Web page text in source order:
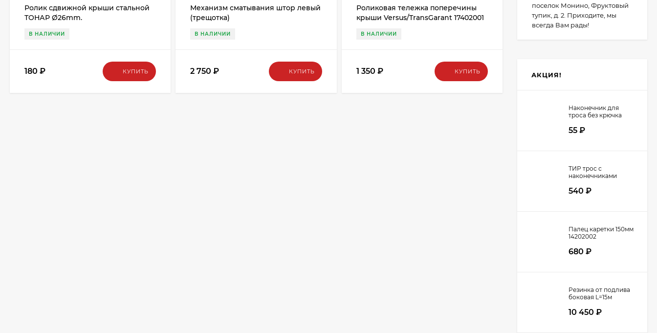
Ролик сдвижной крыши стальной
ТОНАР Ø26mm.
В НАЛИЧИИ
180 ₽ КУПИТЬ
Механизм сматывания штор левый
(трещотка)
В НАЛИЧИИ
2 750₽ КУПИТЬ
Роликовая тележка поперечины
крыши Versus/TransGarant 17402001
В НАЛИЧИИ
1 350 ₽ КУПИТЬ
Шарнир сдвижной крыши L-700мм
Sesam 194258700
700₽
поселок Монино, Фруктовый
тупик, д. 2. Приходите, мы
всегда Вам рады!
АКЦИЯ!
Наконечник для
троса без крючка
55 ₽
ТИР трос с
наконечниками
540 ₽
Палец каретки 150мм
14202002
680 ₽
Резинка от подлива
боковая L=15м
10 450 ₽